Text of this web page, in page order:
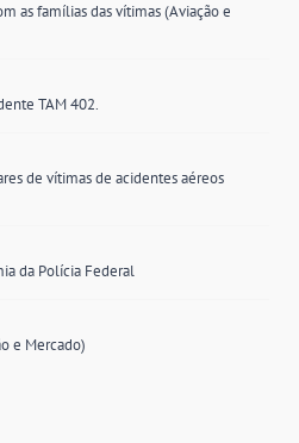
as famílias das vítimas (Aviação e
TAM 402.
de vítimas de acidentes aéreos
da Polícia Federal
e Mercado)